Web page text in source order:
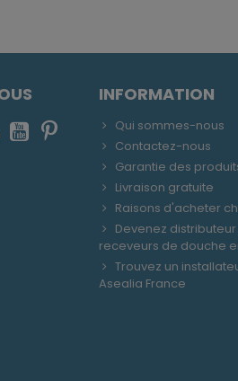
INFORMATION
Qui sommes-nous
Contactez-nous
Garantie des
Livraison gratuite
Raisons d'acheter
Devenez
receveurs de douche
Trouvez un
Asealia France